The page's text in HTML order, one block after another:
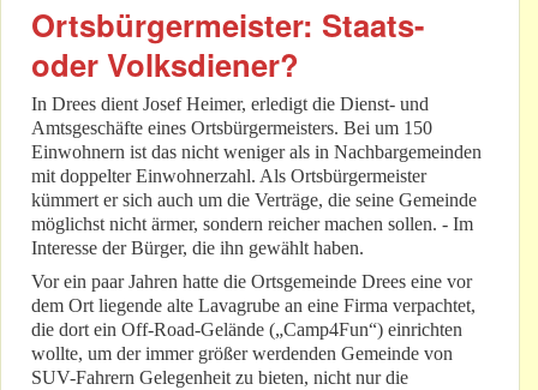
Ortsbürgermeister: Staats-
oder Volksdiener?
In Drees dient Josef Heimer, erledigt die Dienst- und
Amtsgeschäfte eines Ortsbürgermeisters. Bei um 150
Einwohnern ist das nicht weniger als in Nachbargemeinden
mit doppelter Einwohnerzahl. Als Ortsbürgermeister
kümmert er sich auch um die Verträge, die seine Gemeinde
möglichst nicht ärmer, sondern reicher machen sollen. - Im
Interesse der Bürger, die ihn gewählt haben.
Vor ein paar Jahren hatte die Ortsgemeinde Drees eine vor
dem Ort liegende alte Lavagrube an eine Firma verpachtet,
die dort ein Off-Road-Gelände („Camp4Fun“) einrichten
wollte, um der immer größer werdenden Gemeinde von
SUV-Fahrern Gelegenheit zu bieten, nicht nur die